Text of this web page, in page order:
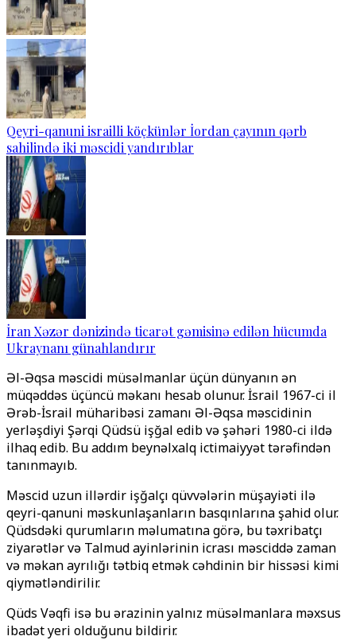
Qeyri-qanuni israilli köçkünlər İordan çayının qərb
sahilində iki məscidi yandırıblar
İran Xəzər dənizində ticarət gəmisinə edilən hücumda
Ukraynanı günahlandırır
Əl-Əqsa məscidi müsəlmanlar üçün dünyanın ən
müqəddəs üçüncü məkanı hesab olunur. İsrail 1967-ci il
Ərəb-İsrail müharibəsi zamanı Əl-Əqsa məscidinin
yerləşdiyi Şərqi Qüdsü işğal edib və şəhəri 1980-ci ildə
ilhaq edib. Bu addım beynəlxalq ictimaiyyət tərəfindən
tanınmayıb.
Məscid uzun illərdir işğalçı qüvvələrin müşayiəti ilə
qeyri-qanuni məskunlaşanların basqınlarına şahid olur.
Qüdsdəki qurumların məlumatına görə, bu təxribatçı
ziyarətlər və Talmud ayinlərinin icrası məsciddə zaman
və məkan ayrılığı tətbiq etmək cəhdinin bir hissəsi kimi
qiymətləndirilir.
Qüds Vəqfi isə bu ərazinin yalnız müsəlmanlara məxsus
ibadət yeri olduğunu bildirir.